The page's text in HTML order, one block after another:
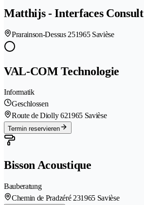
Matthijs - Interfaces Consult
Prarainson-Dessus 251965 Savièse
VAL-COM Technologie
Informatik
Geschlossen
Route de Diolly 621965 Savièse
Termin reservieren
Bisson Acoustique
Bauberatung
Chemin de Pradzéré 231965 Savièse